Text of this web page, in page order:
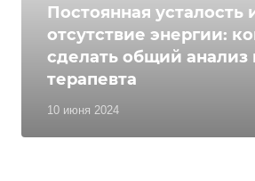
10 июня 2024
Постоянная усталость
отсутствие энергии:
сделать общий анализ
терапевта